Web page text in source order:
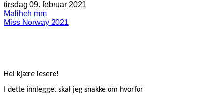
tirsdag 09. februar 2021
Maliheh mm
Miss Norway 2021
Hei kjære lesere!
I dette innlegget skal jeg snakke om hvorfor